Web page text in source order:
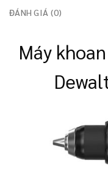
ĐÁNH GIÁ (0)
Máy